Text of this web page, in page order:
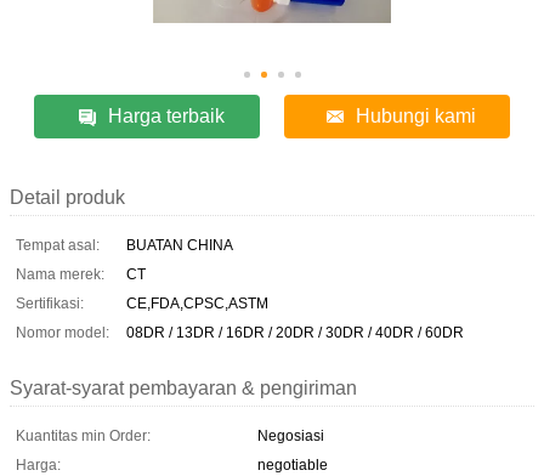
Harga terbaik Hubungi kami
Detail produk
Tempat asal:
BUATAN CHINA
Nama merek:
CT
Sertifikasi:
CE,FDA,CPSC,ASTM
Nomor model:
08DR / 13DR / 16DR / 20DR / 30DR / 40DR / 60DR
Syarat-syarat pembayaran & pengiriman
Kuantitas min Order:
Negosiasi
Harga:
negotiable